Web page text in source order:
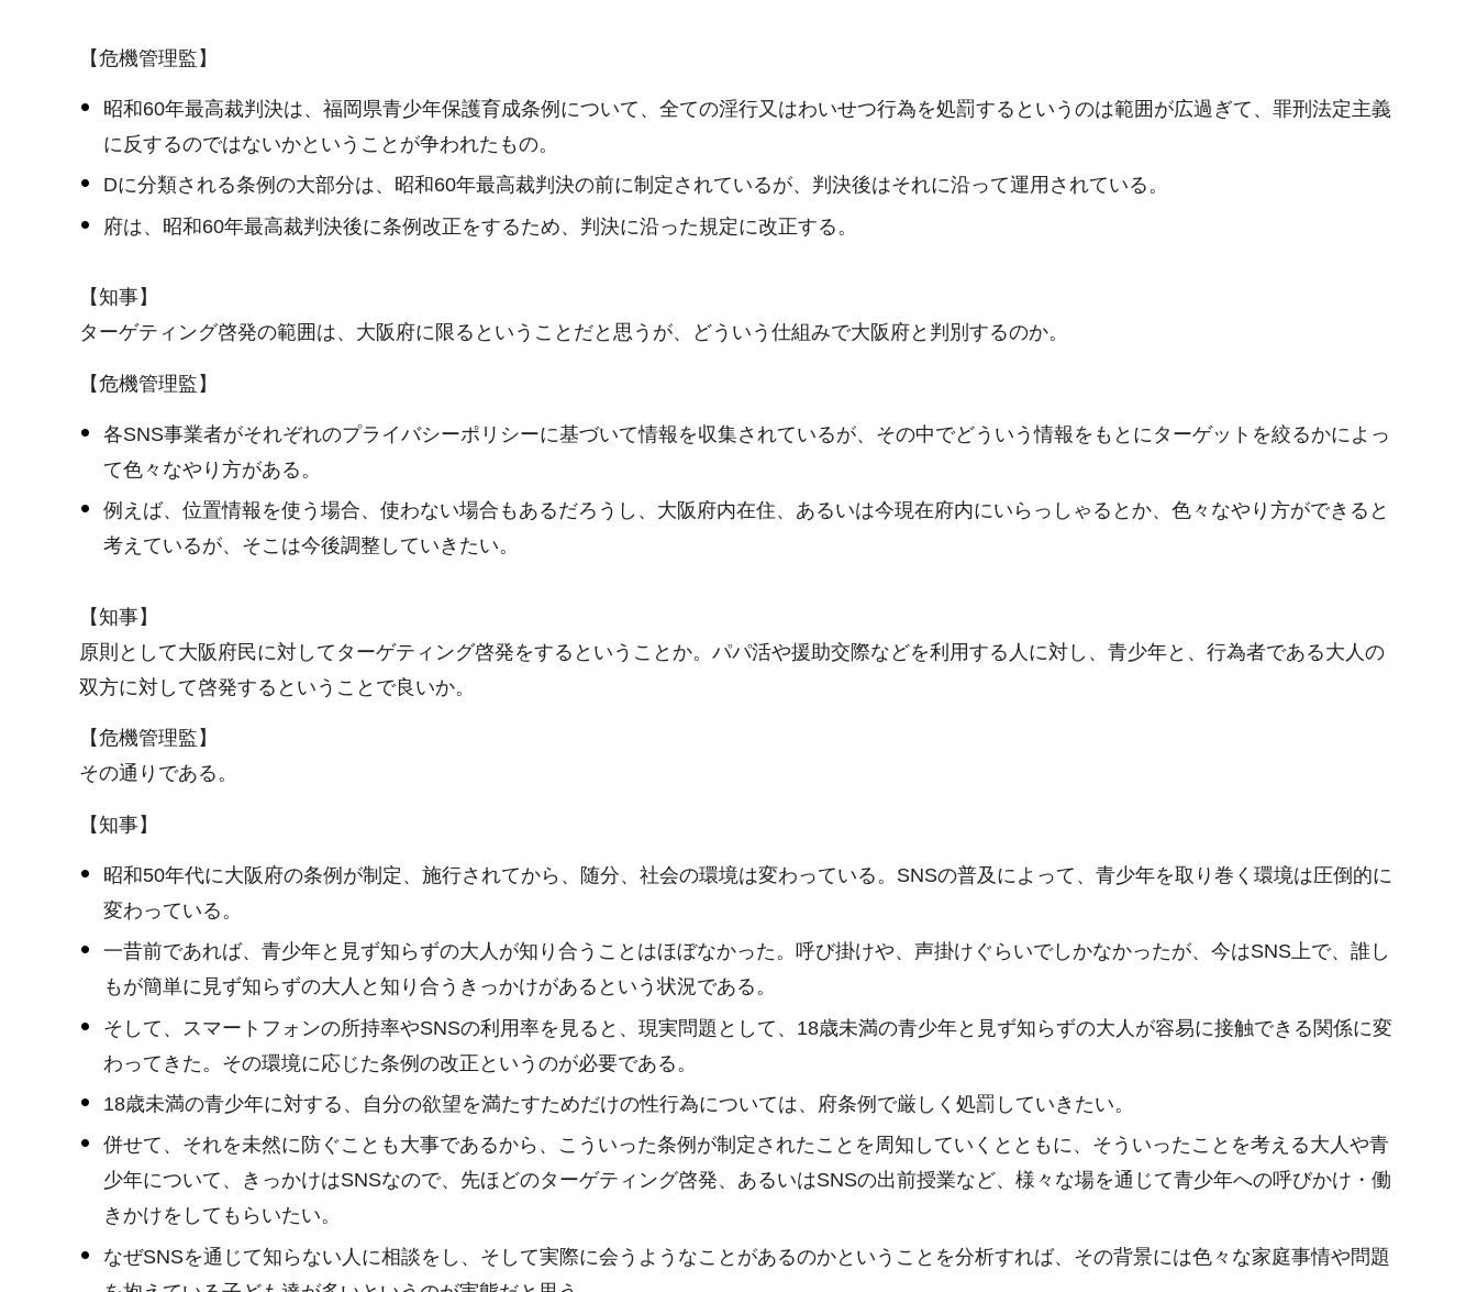
【危機管理監】
昭和60年最高裁判決は、福岡県青少年保護育成条例について、全ての淫行又はわいせつ行為を処罰するというのは範囲が広過ぎて、罪刑法定主義
に反するのではないかということが争われたもの。
Dに分類される条例の大部分は、昭和60年最高裁判決の前に制定されているが、判決後はそれに沿って運用されている。
府は、昭和60年最高裁判決後に条例改正をするため、判決に沿った規定に改正する。
【知事】
ターゲティング啓発の範囲は、大阪府に限るということだと思うが、どういう仕組みで大阪府と判別するのか。
【危機管理監】
各SNS事業者がそれぞれのプライバシーポリシーに基づいて情報を収集されているが、その中でどういう情報をもとにターゲットを絞るかによっ
て色々なやり方がある。
例えば、位置情報を使う場合、使わない場合もあるだろうし、大阪府内在住、あるいは今現在府内にいらっしゃるとか、色々なやり方ができると
考えているが、そこは今後調整していきたい。
【知事】
原則として大阪府民に対してターゲティング啓発をするということか。パパ活や援助交際などを利用する人に対し、青少年と、行為者である大人の
双方に対して啓発するということで良いか。
【危機管理監】
その通りである。
【知事】
昭和50年代に大阪府の条例が制定、施行されてから、随分、社会の環境は変わっている。SNSの普及によって、青少年を取り巻く環境は圧倒的に
変わっている。
一昔前であれば、青少年と見ず知らずの大人が知り合うことはほぼなかった。呼び掛けや、声掛けぐらいでしかなかったが、今はSNS上で、誰し
もが簡単に見ず知らずの大人と知り合うきっかけがあるという状況である。
そして、スマートフォンの所持率やSNSの利用率を見ると、現実問題として、18歳未満の青少年と見ず知らずの大人が容易に接触できる関係に変
わってきた。その環境に応じた条例の改正というのが必要である。
18歳未満の青少年に対する、自分の欲望を満たすためだけの性行為については、府条例で厳しく処罰していきたい。
併せて、それを未然に防ぐことも大事であるから、こういった条例が制定されたことを周知していくとともに、そういったことを考える大人や青
少年について、きっかけはSNSなので、先ほどのターゲティング啓発、あるいはSNSの出前授業など、様々な場を通じて青少年への呼びかけ・働
きかけをしてもらいたい。
なぜSNSを通じて知らない人に相談をし、そして実際に会うようなことがあるのかということを分析すれば、その背景には色々な家庭事情や問題